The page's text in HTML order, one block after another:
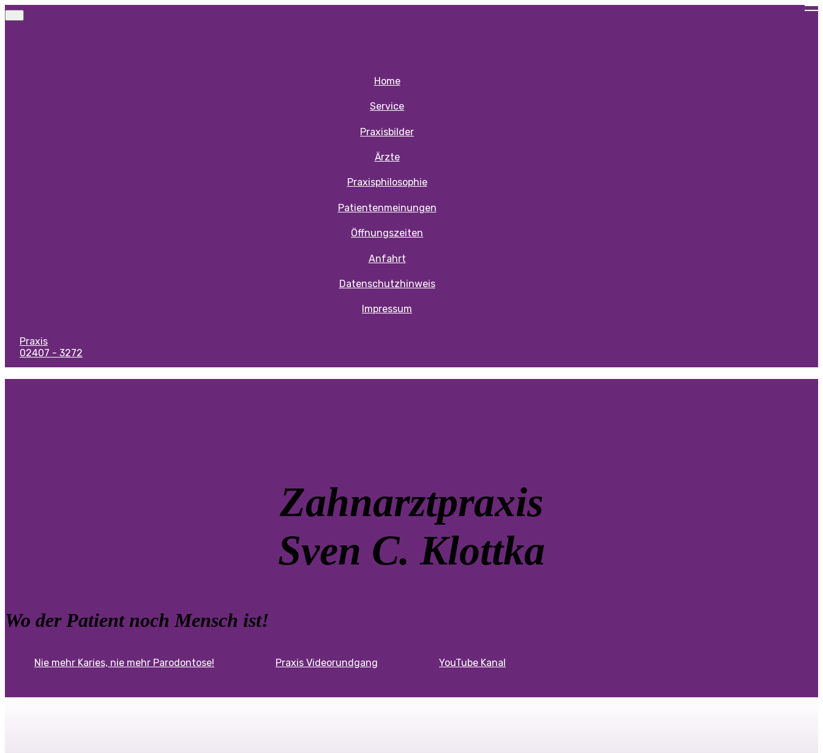
Home
Service
Praxisbilder
Ärzte
Praxisphilosophie
Patientenmeinungen
Öffnungszeiten
Anfahrt
Datenschutzhinweis
Impressum
Praxis
02407 - 3272
Zahnarztpraxis
Sven C. Klottka
Wo der Patient noch Mensch ist!
Nie mehr Karies, nie mehr Parodontose! Praxis Videorundgang YouTube Kanal